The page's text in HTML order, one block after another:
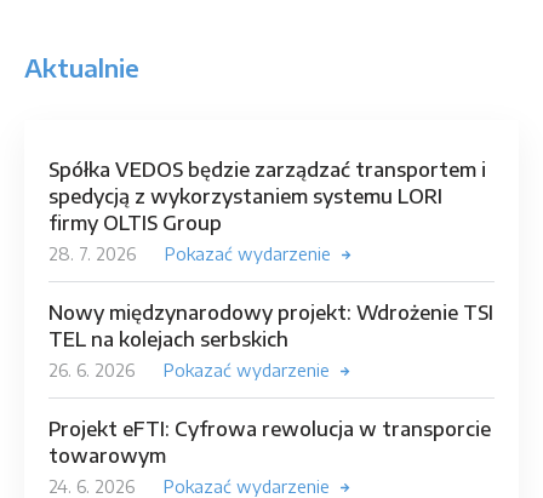
Aktualnie
Spółka VEDOS będzie zarządzać transportem i
spedycją z wykorzystaniem systemu LORI
firmy OLTIS Group
28. 7. 2026 Pokazać wydarzenie
Nowy międzynarodowy projekt: Wdrożenie TSI
TEL na kolejach serbskich
26. 6. 2026 Pokazać wydarzenie
Projekt eFTI: Cyfrowa rewolucja w transporcie
towarowym
24. 6. 2026 Pokazać wydarzenie